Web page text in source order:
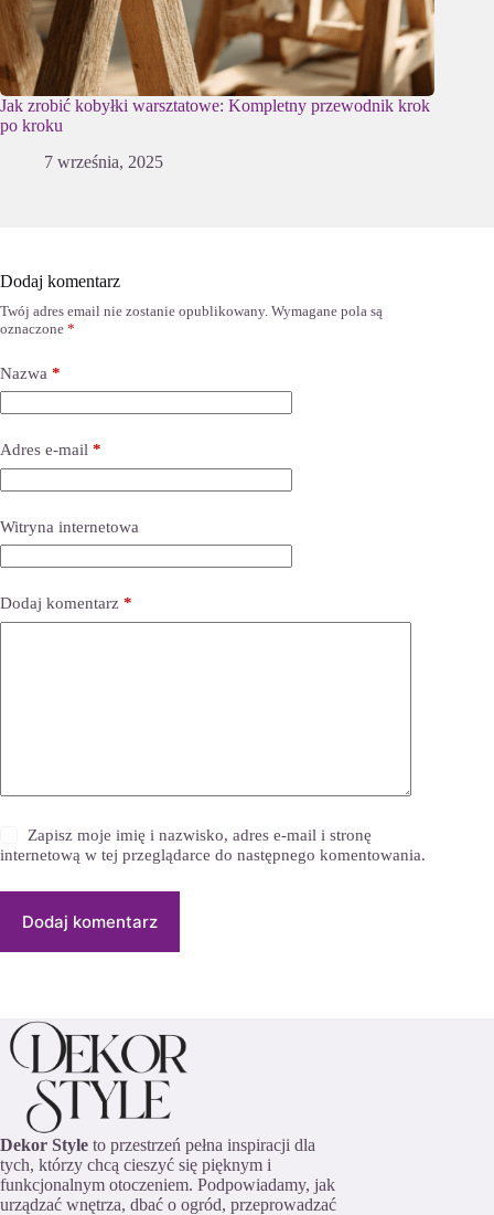
Jak zrobić kobyłki warsztatowe: Kompletny przewodnik krok
po kroku
7 września, 2025
Dodaj komentarz
Twój adres email nie zostanie opublikowany. Wymagane pola są
oznaczone *
Nazwa *
Adres e-mail *
Witryna internetowa
Dodaj komentarz *
Zapisz moje imię i nazwisko, adres e-mail i stronę
internetową w tej przeglądarce do następnego komentowania.
Dodaj komentarz
Dekor Style to przestrzeń pełna inspiracji dla
tych, którzy chcą cieszyć się pięknym i
funkcjonalnym otoczeniem. Podpowiadamy, jak
urządzać wnętrza, dbać o ogród, przeprowadzać